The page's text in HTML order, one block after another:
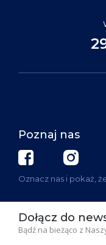
Poznaj nas
Oznacz nas i pokaż,
Dołącz do
Bądź na bieżąco z